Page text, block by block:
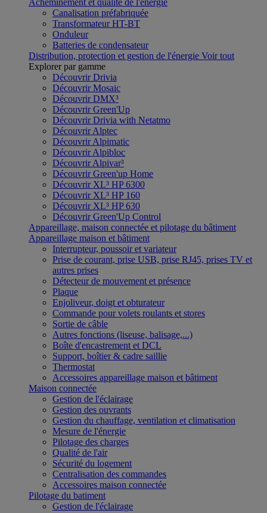
Acheminement et qualité de l'énergie
Canalisation préfabriquée
Transformateur HT-BT
Onduleur
Batteries de condensateur
Distribution, protection et gestion de l'énergie Voir tout
Explorer par gamme
Découvrir Drivia
Découvrir Mosaic
Découvrir DMX³
Découvrir Green'Up
Découvrir Drivia with Netatmo
Découvrir Alptec
Découvrir Alpimatic
Découvrir Alpibloc
Découvrir Alpivar³
Découvrir Green'up Home
Découvrir XL³ HP 6300
Découvrir XL³ HP 160
Découvrir XL³ HP 630
Découvrir Green'Up Control
Appareillage, maison connectée et pilotage du bâtiment
Appareillage maison et bâtiment
Interrupteur, poussoir et variateur
Prise de courant, prise USB, prise RJ45, prises TV et
autres prises
Détecteur de mouvement et présence
Plaque
Enjoliveur, doigt et obturateur
Commande pour volets roulants et stores
Sortie de câble
Autres fonctions (liseuse, balisage,...)
Boîte d'encastrement et DCL
Support, boîtier & cadre saillie
Thermostat
Accessoires appareillage maison et bâtiment
Maison connectée
Gestion de l'éclairage
Gestion des ouvrants
Gestion du chauffage, ventilation et climatisation
Mesure de l'énergie
Pilotage des charges
Qualité de l'air
Sécurité du logement
Centralisation des commandes
Accessoires maison connectée
Pilotage du batiment
Gestion de l'éclairage